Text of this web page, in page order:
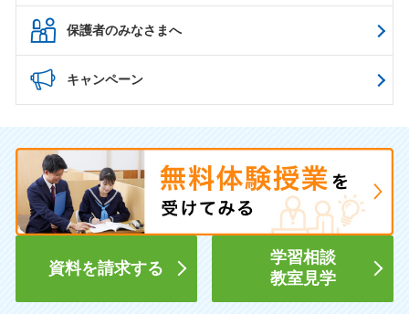
保護者のみなさまへ
キャンペーン
資料を請求する
学習相談
教室見学